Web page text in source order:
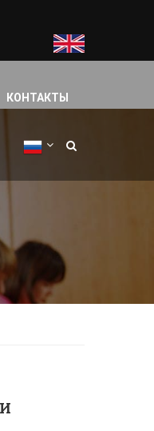
КОНТАКТЫ